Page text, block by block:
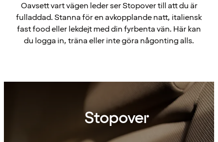
Oavsett vart vägen leder ser Stopover till att du är
fulladdad. Stanna för en avkopplande natt, italiensk
fast food eller lekdejt med din fyrbenta vän. Här kan
du logga in, träna eller inte göra någonting alls.
Stopover